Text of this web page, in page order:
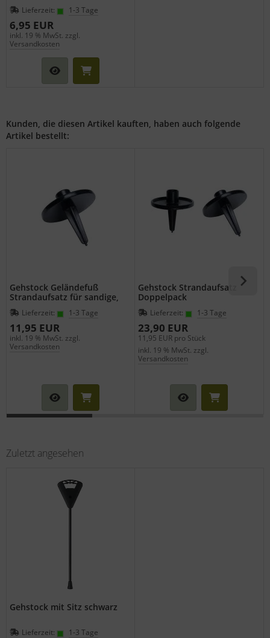
Lieferzeit: 1-3 Tage
6,95 EUR
inkl. 19 % MwSt. zzgl.
Versandkosten
Kunden, die diesen Artikel kauften, haben auch folgende
Artikel bestellt:
Gehstock Geländefuß
Strandaufsatz für sandige,
moorastige Böden für
Wanderstöcke mit
Durchmesser 19 mm
Lieferzeit: 1-3 Tage
11,95 EUR
inkl. 19 % MwSt. zzgl.
Versandkosten
Gehstock Strandaufsatz
Doppelpack
Lieferzeit: 1-3 Tage
23,90 EUR
11,95 EUR pro Stück
inkl. 19 % MwSt. zzgl.
Versandkosten
Zuletzt angesehen
Gehstock mit Sitz schwarz
Lieferzeit: 1-3 Tage